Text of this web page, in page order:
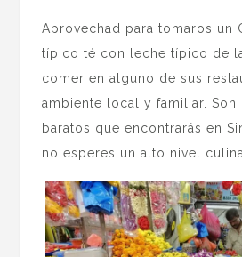
Aprovechad para tomaros un
típico té con leche típico de
comer en alguno de sus
ambiente local y familiar. Son
baratos que encontrarás en
no esperes un alto nivel